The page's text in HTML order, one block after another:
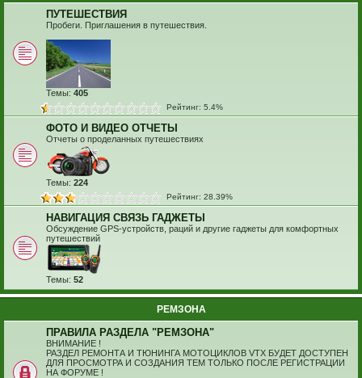
ПУТЕШЕСТВИЯ
Пробеги. Приглашения в путешествия.
Темы: 405
Рейтинг: 5.4%
ФОТО И ВИДЕО ОТЧЕТЫ
Отчеты о проделанных путешествиях
Темы: 224
Рейтинг: 28.39%
НАВИГАЦИЯ СВЯЗЬ ГАДЖЕТЫ
Обсуждение GPS-устройств, раций и другие гаджеты для комфортных
путешествий
Темы: 52
РЕМЗОНА
ПРАВИЛА РАЗДЕЛА "РЕМЗОНА"
ВНИМАНИЕ !
РАЗДЕЛ РЕМОНТА И ТЮНИНГА МОТОЦИКЛОВ VTX БУДЕТ ДОСТУПЕН
ДЛЯ ПРОСМОТРА И СОЗДАНИЯ ТЕМ ТОЛЬКО ПОСЛЕ РЕГИСТРАЦИИ
НА ФОРУМЕ !